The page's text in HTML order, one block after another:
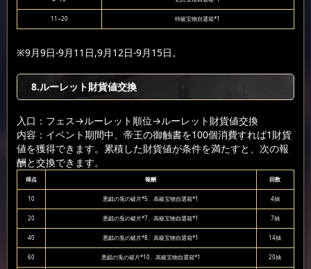
11~20 特級宝物自選箱*1
※9月9日-9月11日,9月12日-9月15日。
8.ルーレット財貨値交換
入口：フェス→ルーレット順位→ルーレット財貨値交換
内容：イベント期間中、帝王の御触書を100個消費すれば1財貨
値を獲得できます。累積した財貨値が条件を満たすと、次の報
酬と交換できます。
得点 報酬 回数
10 悪戯の兎の破片*5、高級宝物自選箱*1 4抽
20 悪戯の兎の破片*7、高級宝物自選箱*1 7抽
40 悪戯の兎の破片*8、高級宝物自選箱*1 14抽
60 悪戯の兎の破片*10、高級宝物自選箱*1 20抽